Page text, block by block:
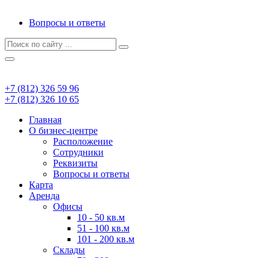
Вопросы и ответы
+7 (812) 326 59 96
+7 (812) 326 10 65
Главная
О бизнес-центре
Расположение
Сотрудники
Реквизиты
Вопросы и ответы
Карта
Аренда
Офисы
10 - 50 кв.м
51 - 100 кв.м
101 - 200 кв.м
Склады